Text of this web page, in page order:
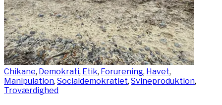
Chikane, Demokrati, Etik, Forurening, Havet,
Manipulation, Socialdemokratiet, Svineproduktion,
Troværdighed